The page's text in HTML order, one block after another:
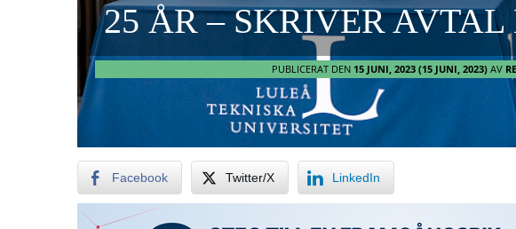
25 ÅR – SKRIVER
PUBLICERAT DEN 15 JUNI, 2023 (15 JUNI, 2023) AV
Facebook Twitter/X LinkedIn